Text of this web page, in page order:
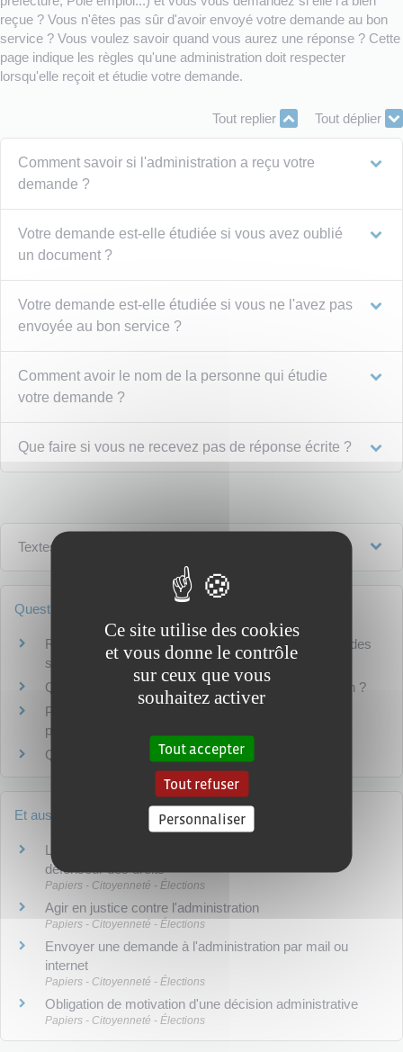
reçue ? Vous n'êtes pas sûr d'avoir envoyé votre demande au bon
service ? Vous voulez savoir quand vous aurez une réponse ? Cette
page indique les règles qu'une administration doit respecter
lorsqu'elle reçoit et étudie votre demande.
Tout replier Tout déplier
Comment savoir si l'administration a reçu votre
demande ?
Votre demande est-elle étudiée si vous avez oublié
un document ?
Votre demande est-elle étudiée si vous ne l'avez pas
envoyée au bon service ?
Comment avoir le nom de la personne qui étudie
votre demande ?
Que faire si vous ne recevez pas de réponse écrite ?
Textes de référence
Questions ? Réponses !
Règle du silence vaut accord (SVA) : quelles demandes
sont concernées ?
Qu'est-ce que le droit à l'erreur face à l'administration ?
Peut-on demander à l'administration de vérifier une
procédure ?
Qu'est-ce qu'Allô Service Public 3939 ?
Et aussi
Litiges avec l'administration : recours administratif,
défenseur des droits
Papiers - Citoyenneté - Élections
Agir en justice contre l'administration
Papiers - Citoyenneté - Élections
Envoyer une demande à l'administration par mail ou
internet
Papiers - Citoyenneté - Élections
Obligation de motivation d'une décision administrative
Papiers - Citoyenneté - Élections
Ce site utilise des cookies
et vous donne le contrôle
sur ceux que vous
souhaitez activer
Tout accepter
Tout refuser
Personnaliser